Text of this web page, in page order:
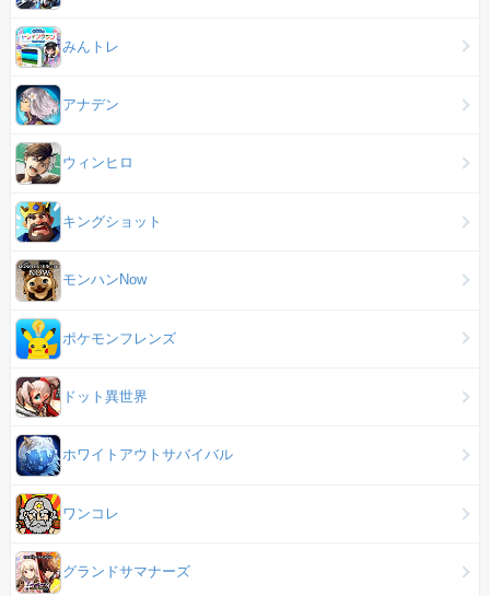
みんトレ
アナデン
ウィンヒロ
キングショット
モンハンNow
ポケモンフレンズ
ドット異世界
ホワイトアウトサバイバル
ワンコレ
グランドサマナーズ